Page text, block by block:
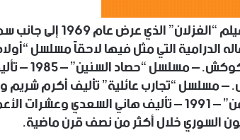
ودخل هاني السعدي عالم التمثيل من خلال فيلم “الغزلان”
الدرامية التي مثل فيها لاحقاً مسلسل
1971 – تأليف أكرم شريم، إخراج علاء الدين
– مسلسل “تجارب عائلية” تأليف أكرم شريم
علاء الدين كوكش. – مسلسل “حي نسيه الزمن” – 1991 – تأليف هاني السعدي
السوري خلال أكثر من نصف قرن ماضية.